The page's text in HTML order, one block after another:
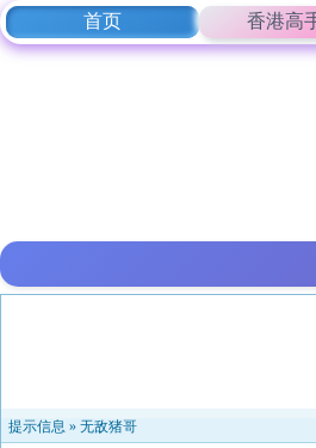
首页 香港高
提示信息 » 无敌猪哥